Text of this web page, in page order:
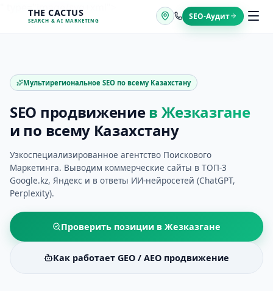
" type="image/svg+xml">
содержимому
THE CACTUS
SEARCH & AI MARKETING SEO-Аудит
Мультирегиональное SEO по всему Казахстану
SEO продвижениев Жезказгане
и по всему Казахстану
Узкоспециализированное агентство Поискового
Маркетинга. Выводим коммерческие сайты в ТОП-3
Google.kz, Яндекс и в ответы ИИ-нейросетей (ChatGPT,
Perplexity).
Проверить позиции вЖезказгане
Как работает GEO / AEO продвижение